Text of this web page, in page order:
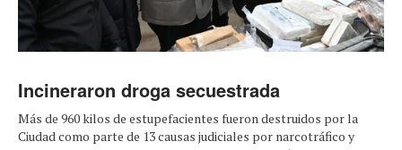
Incineraron droga secuestrada
Más de 960 kilos de estupefacientes fueron destruidos por la
Ciudad como parte de 13 causas judiciales por narcotráfico y